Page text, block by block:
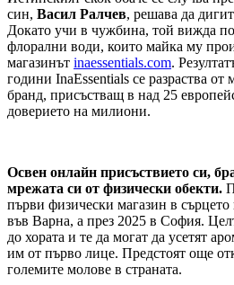
син, Васил Ралчев, решава да
Докато учи в чужбина, той вижда
флорални води, които майка му
магазинът inaessentials.com.
години InaEssentials се разраства от
бранд, присъстващ в над 25
доверието на милиони.
Oсвен онлайн присъствието си,
мрежата си от физически обекти.
първи физически магазин в
във Варна, а през 2025 в София.
до хората и те да могат да усетят
им от първо лице. Предстоят още
големите молове в страната.